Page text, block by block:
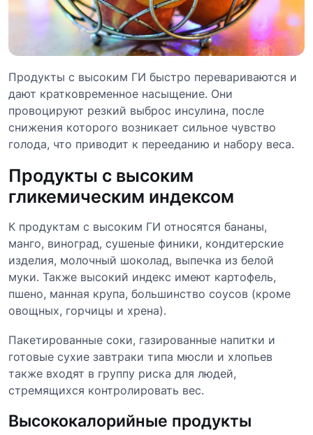
Продукты с высоким ГИ быстро перевариваются и
дают кратковременное насыщение. Они
провоцируют резкий выброс инсулина, после
снижения которого возникает сильное чувство
голода, что приводит к перееданию и набору веса.
Продукты с высоким
гликемическим индексом
К продуктам с высоким ГИ относятся бананы,
манго, виноград, сушеные финики, кондитерские
изделия, молочный шоколад, выпечка из белой
муки. Также высокий индекс имеют картофель,
пшено, манная крупа, большинство соусов (кроме
овощных, горчицы и хрена).
Пакетированные соки, газированные напитки и
готовые сухие завтраки типа мюсли и хлопьев
также входят в группу риска для людей,
стремящихся контролировать вес.
Высококалорийные продукты